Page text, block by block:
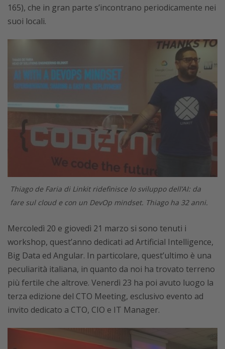
165), che in gran parte s’incontrano periodicamente nei
suoi locali.
Thiago de Faria di Linkit ridefinisce lo sviluppo dell’AI: da
fare sul cloud e con un DevOp mindset. Thiago ha 32 anni.
Mercoledì 20 e giovedì 21 marzo si sono tenuti i
workshop, quest’anno dedicati ad Artificial Intelligence,
Big Data ed Angular. In particolare, quest’ultimo è una
peculiarità italiana, in quanto da noi ha trovato terreno
più fertile che altrove. Venerdì 23 ha poi avuto luogo la
terza edizione del CTO Meeting, esclusivo evento ad
invito dedicato a CTO, CIO e IT Manager.